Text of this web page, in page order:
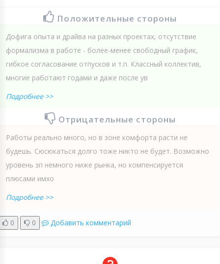
Положительные стороны
Дофига опыта и драйва на разных проектах, отсутствие
формализма в работе - более-менее свободный график,
гибкое согласование отпусков и т.п. Классный коллектив,
многие работают годами и даже после ув
Подробнее >>
Отрицательные стороны
Работы реально много, но в зоне комфорта расти не
будешь. Сюсюкаться долго тоже никто не будет. Возможно
уровень зп немного ниже рынка, но компенсируется
плюсами имхо
Подробнее >>
0 0 Добавить комментарий